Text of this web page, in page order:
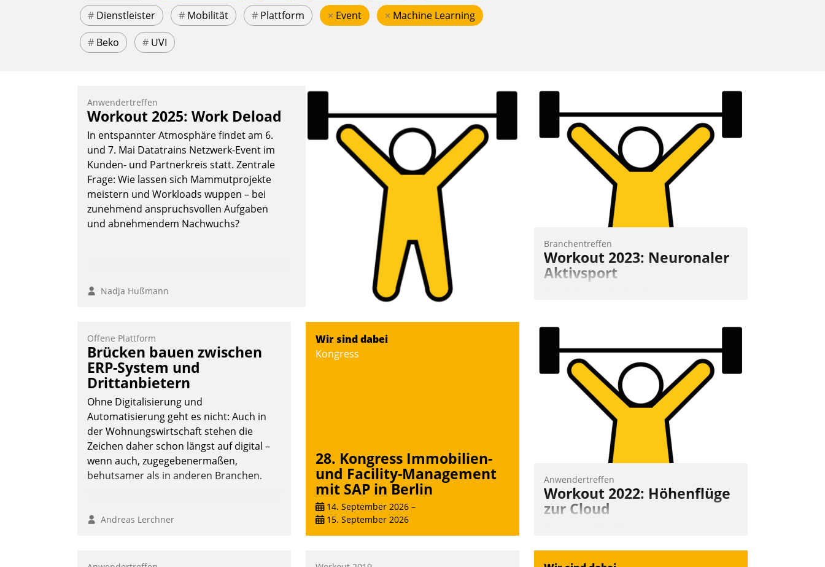
# Dienstleister # Mobilität # Plattform × Event × Machine Learning
# Beko # UVI
Anwendertreffen
Workout 2025: Work Deload
In entspannter Atmosphäre findet am 6.
und 7. Mai Datatrains Netzwerk-Event im
Kunden- und Partnerkreis statt. Zentrale
Frage: Wie lassen sich Mammutprojekte
meistern und Workloads wuppen – bei
zunehmend anspruchsvollen Aufgaben
und abnehmendem Nachwuchs?
Nadja Hußmann
Branchentreffen
Workout 2023: Neuronaler
Aktivsport
Dazwischen zeigte Datatrain, was es
Neues zu bieten hat.
Nadja Hußmann
Offene Plattform
Brücken bauen zwischen
ERP-System und
Drittanbietern
Ohne Digitalisierung und
Automatisierung geht es nicht: Auch in
der Wohnungswirtschaft stehen die
Zeichen daher schon längst auf digital –
wenn auch, zugegebenermaßen,
behutsamer als in anderen Branchen.
Andreas Lerchner
Wir sind dabei
Kongress
28. Kongress Immobilien-
und Facility-Management
mit SAP in Berlin
14. September 2026 –
15. September 2026
Anwendertreffen
Workout 2022: Höhenflüge
zur Cloud